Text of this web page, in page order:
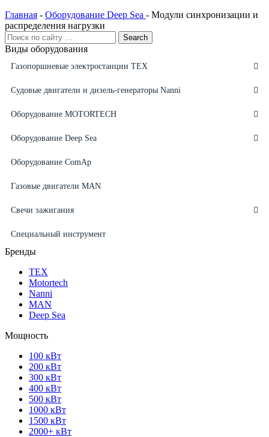
Главная - Оборудование Deep Sea - Модули синхронизации и
распределения нагрузки
Виды оборудования
Газопоршневые электростанции ТЕХ
Судовые двигатели и дизель-генераторы Nanni
Оборудование MOTORTECH
Оборудование Deep Sea
Оборудование ComAp
Газовые двигатели MAN
Свечи зажигания
Специальный инструмент
Бренды
ТЕХ
Motortech
Nanni
MAN
Deep Sea
Мощность
100 кВт
200 кВт
300 кВт
400 кВт
500 кВт
1000 кВт
1500 кВт
2000+ кВт